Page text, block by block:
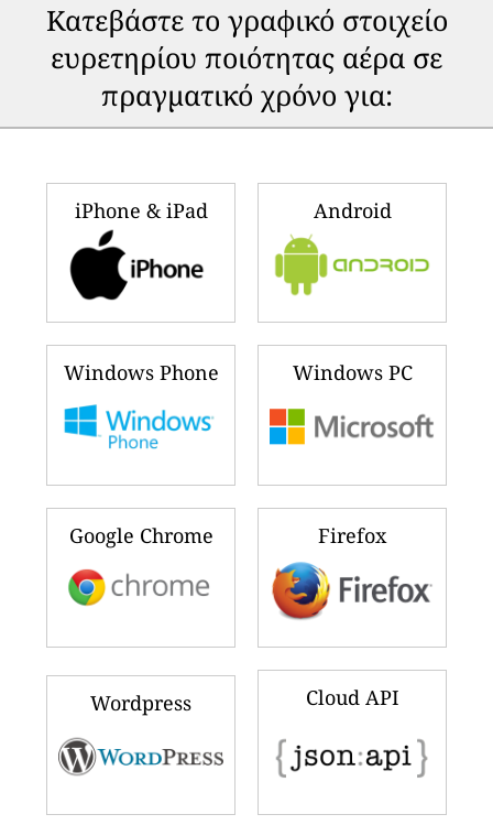
Κατεβάστε το γραφικό στοιχείο
ευρετηρίου ποιότητας αέρα σε
πραγματικό χρόνο για:
iPhone & iPad Android
Windows Phone Windows PC
Google Chrome Firefox
Wordpress Cloud API